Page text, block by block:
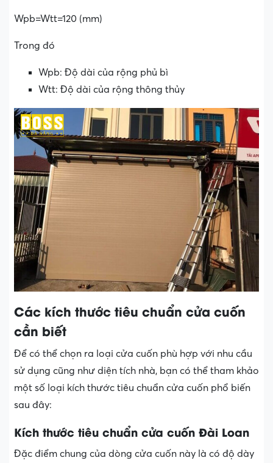
Wpb=Wtt=120 (mm)
Trong đó
Wpb: Độ dài của rộng phủ bì
Wtt: Độ dài của rộng thông thủy
Các kích thước tiêu chuẩn cửa cuốn
cần biết
Để có thể chọn ra loại cửa cuốn phù hợp với nhu cầu
sử dụng cũng như diện tích nhà, bạn có thể tham khảo
một số loại kích thước tiêu chuẩn cửa cuốn phổ biến
sau đây:
Kích thước tiêu chuẩn cửa cuốn Đài Loan
Đặc điểm chung của dòng cửa cuốn này là có độ dày